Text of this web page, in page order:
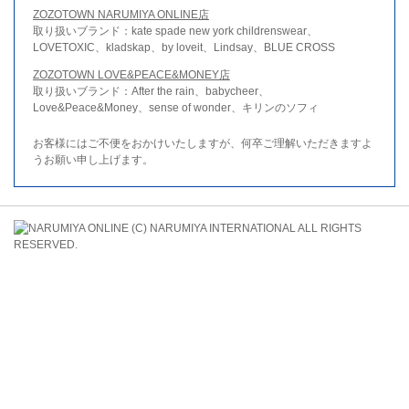
ZOZOTOWN NARUMIYA ONLINE店
取り扱いブランド：kate spade new york childrenswear、
LOVETOXIC、kladskap、by loveit、Lindsay、BLUE CROSS
ZOZOTOWN LOVE&PEACE&MONEY店
取り扱いブランド：After the rain、babycheer、
Love&Peace&Money、sense of wonder、キリンのソフィ
お客様にはご不便をおかけいたしますが、何卒ご理解いただきますよ
うお願い申し上げます。